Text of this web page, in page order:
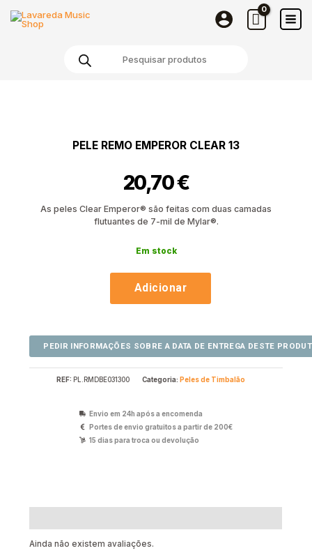
PELE REMO EMPEROR CLEAR 13
20,70€
As peles Clear Emperor® são feitas com duas camadas
flutuantes de 7-mil de Mylar®.
Em stock
REMO
Emperor
Adicionar
REF: PL.RMDBE031300 Categoria: Peles de Timbalão
Envio em 24h após a encomenda
Portes de envio gratuitos a partir de 200€
15 dias para troca ou devolução
Ainda não existem avaliações.
Emperor
Clear